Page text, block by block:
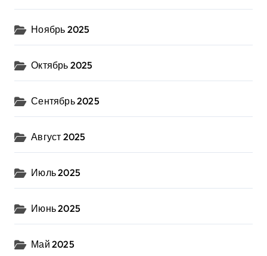
Ноябрь 2025
Октябрь 2025
Сентябрь 2025
Август 2025
Июль 2025
Июнь 2025
Май 2025